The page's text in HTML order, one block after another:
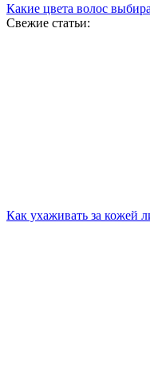
Какие цвета волос
Свежие статьи:
Как ухаживать за кожей